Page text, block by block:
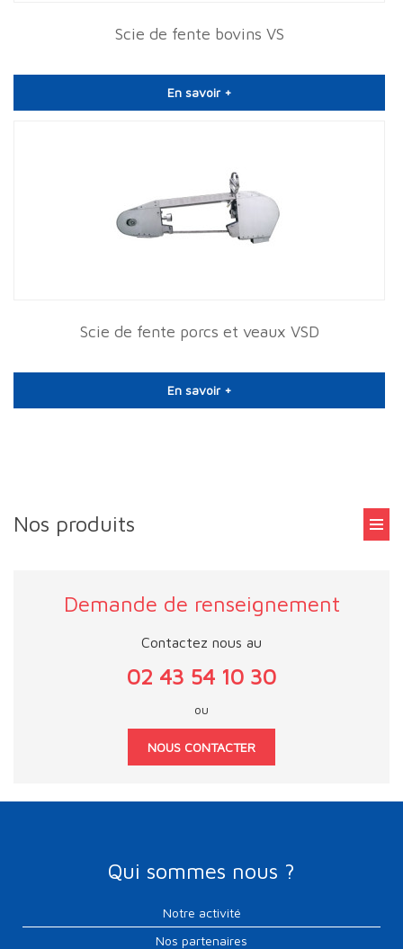
Scie de fente bovins VS
En savoir +
Scie de fente porcs et veaux VSD
En savoir +
Nos produits
Demande de renseignement
Contactez nous au
02 43 54 10 30
ou
NOUS CONTACTER
Qui sommes nous ?
Notre activité
Nos partenaires